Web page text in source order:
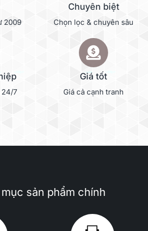
2009
Chuyên biệt
Chọn lọc & chuyên sâu
24/7
Giá tốt
Giá cả cạnh tranh
mục sản phẩm chính